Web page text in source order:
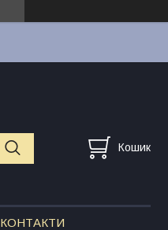
Кошик
КОНТАКТИ